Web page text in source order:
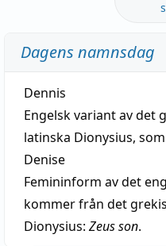
Dagens namnsdag
Dennis
Engelsk variant av det
latinska Dionysius,
Denise
Femininform av det
kommer från det
Dionysius: Zeus son.